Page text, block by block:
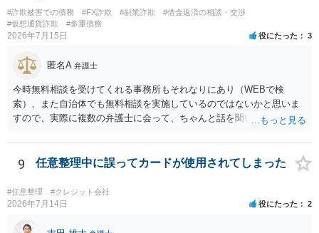
#詐欺被害での債務 #FX詐欺 #副業詐欺
#借金返済の相談・交渉
#仮想通貨詐欺
#多重債務
2026年7月15日 役にたった 3
匿名A 弁護士
今時無料相談を受けてくれる事務所もそれなりにあり（WEBで検
索）、また自治体でも無料相談を実施しているのではないかと思いま
すので、実際に複数の弁護士に会って、ちゃんと話を聞いてくれる
はそもそも事案を把握できていないようですので、御相談の案件につ
いては弁護士として能力不足なのかもしれません。相手にしない方が
かもしれません。
9 任意整理中に誤ってカードが使用されてしまった
#任意整理 #クレジット会社
2026年7月14日 役にたった 2